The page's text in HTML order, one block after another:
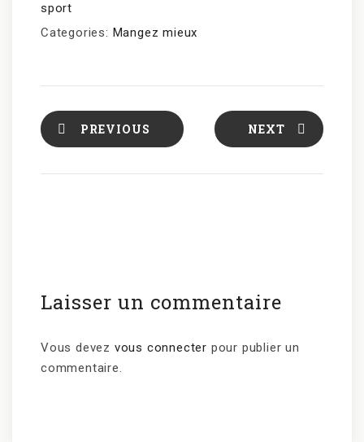
sport
Categories: Mangez mieux
PREVIOUS NEXT
Laisser un commentaire
Vous devez vous connecter pour publier un
commentaire.